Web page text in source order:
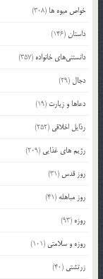
خواص میوه ها (308)
داستان(146)
دانستنی‌های خانواده (357)
دجال (29)
دعاها و زیارت (19)
رذایل اخلاقی (252)
رژیم های غذایی (209)
روز قدس (31)
روز مباهله (41)
روزه (93)
روزه و سلامتی (101)
زرتشتی (40)